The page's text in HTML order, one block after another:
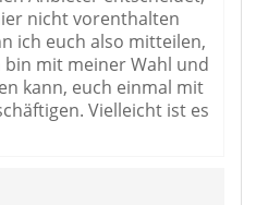
nicht vorenthalten
ich euch also mitteilen,
mit meiner Wahl und
kann, euch einmal mit
Vielleicht ist es